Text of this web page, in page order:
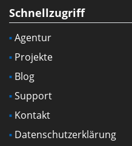
Schnellzugriff
Agentur
Projekte
Blog
Support
Kontakt
Datenschutzerklärung